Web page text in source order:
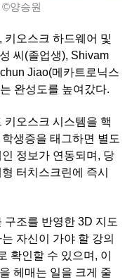
©양승원
키오스크 하드웨어 및
씨(졸업생), Shivam
Jiao(메카트로닉스
완성도를 높여갔다.
키오스크 시스템을 핵
생증을 태그하면 별도
정보가 연동되며, 당
터치스크린에 즉시
구조를 반영한 3D 지도
자신이 가야 할 강의
확인할 수 있으며, 이
헤매는 일을 크게 줄